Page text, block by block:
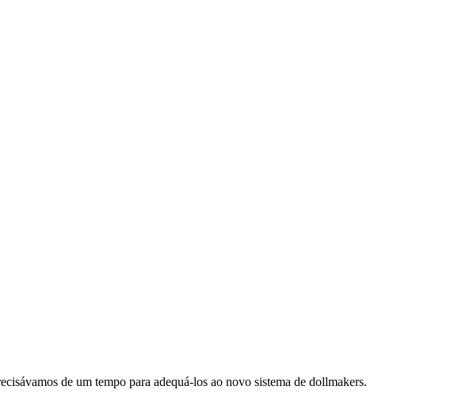
de um tempo para adequá-los ao novo sistema de dollmakers.